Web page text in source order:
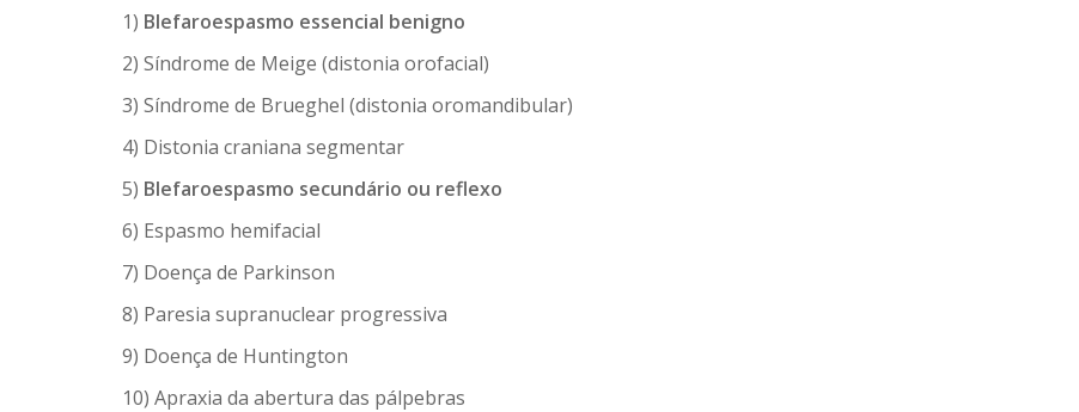
1) Blefaroespasmo essencial benigno
2) Síndrome de Meige (distonia orofacial)
3) Síndrome de Brueghel (distonia oromandibular)
4) Distonia craniana segmentar
5) Blefaroespasmo secundário ou reflexo
6) Espasmo hemifacial
7) Doença de Parkinson
8) Paresia supranuclear progressiva
9) Doença de Huntington
10) Apraxia da abertura das pálpebras